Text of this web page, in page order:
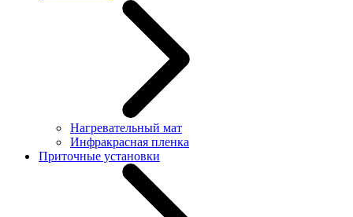
Нагревательный мат
Инфракрасная пленка
Приточные установки